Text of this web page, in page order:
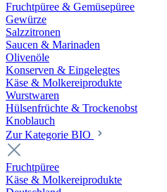
Fruchtpüree & Gemüsepüree
Gewürze
Salzzitronen
Saucen & Marinaden
Olivenöle
Konserven & Eingelegtes
Käse & Molkereiprodukte
Wurstwaren
Hülsenfrüchte & Trockenobst
Knoblauch
Zur Kategorie BIO
Fruchtpüree
Käse & Molkereiprodukte